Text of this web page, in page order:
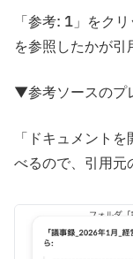
「参考: 1」をク
を参照したかが引
▼参考ソースのプ
「ドキュメント
べるので、引用元